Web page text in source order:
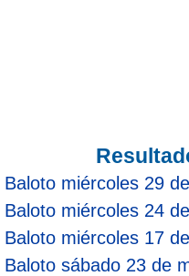
Pick 4 Noche
Pijao de Oro
Baloto miércoles 29
Baloto miércoles 24
Baloto miércoles 17
Baloto sábado 23 de